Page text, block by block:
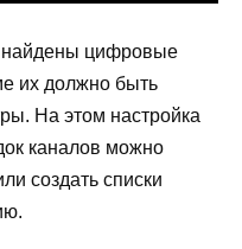
найдены цифровые
их должно быть
На этом настройка
каналов можно
создать списки